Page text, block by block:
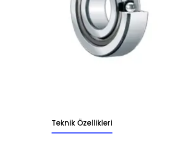
Teknik Özellikleri